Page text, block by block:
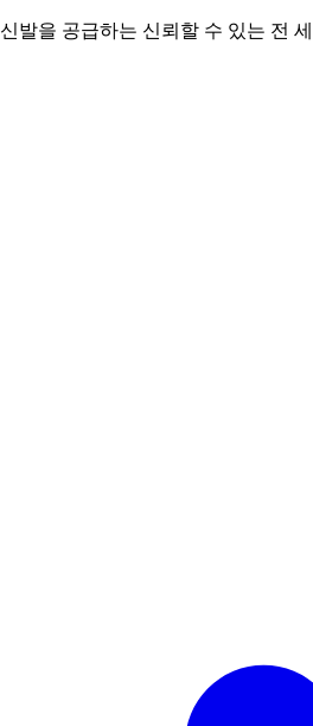
발을 공급하는 신뢰할 수 있는 전